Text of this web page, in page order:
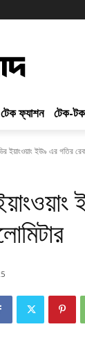
টেক ফ্যাশন টেক-টক
ইয়াংওয়াং ইউ৯ এর গতির